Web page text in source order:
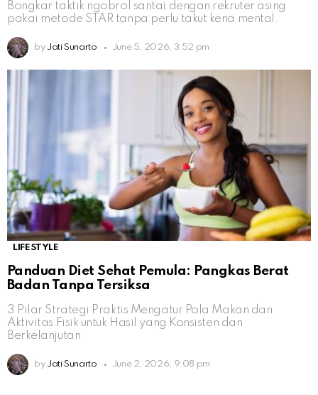
Bongkar taktik ngobrol santai dengan rekruter asing
pakai metode STAR tanpa perlu takut kena mental.
by Jati Sunarto June 5, 2026, 3:52 pm
LIFESTYLE
Panduan Diet Sehat Pemula: Pangkas Berat
Badan Tanpa Tersiksa
3 Pilar Strategi Praktis Mengatur Pola Makan dan
Aktivitas Fisik untuk Hasil yang Konsisten dan
Berkelanjutan
by Jati Sunarto June 2, 2026, 9:08 pm